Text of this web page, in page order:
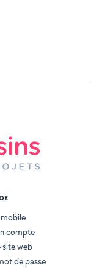
mobile
compte
site web
de passe